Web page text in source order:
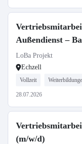
Außendienst –
LoBa Projekt
Echzell
Vollzeit
28.07.2026
(m/w/d)